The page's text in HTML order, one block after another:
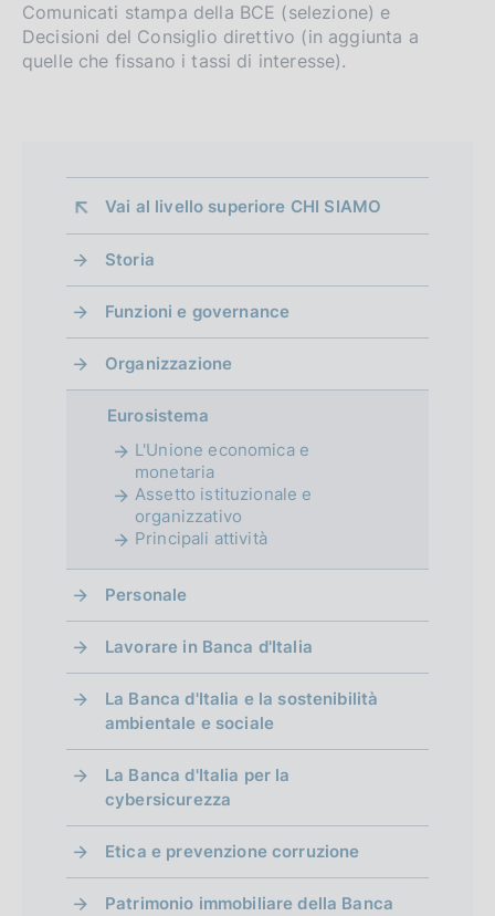
Comunicati stampa della BCE (selezione) e
Decisioni del Consiglio direttivo (in aggiunta a
quelle che fissano i tassi di interesse).
Vai al livello superiore CHI SIAMO
Storia
Funzioni e governance
Organizzazione
Eurosistema
L'Unione economica e
monetaria
Assetto istituzionale e
organizzativo
Principali attività
Personale
Lavorare in Banca d'Italia
La Banca d'Italia e la sostenibilità
ambientale e sociale
La Banca d'Italia per la
cybersicurezza
Etica e prevenzione corruzione
Patrimonio immobiliare della Banca